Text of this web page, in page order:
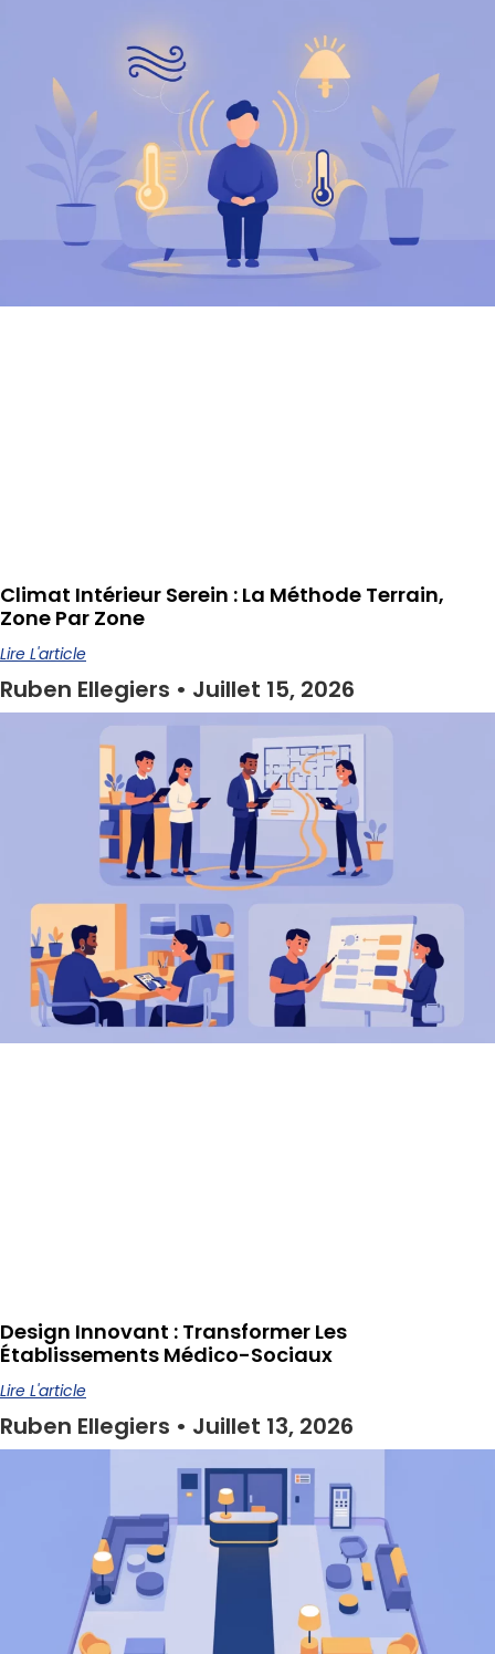
Climat Intérieur Serein : La Méthode Terrain,
Zone Par Zone
Lire L'article
Ruben Ellegiers Juillet 15, 2026
Design Innovant : Transformer Les
Établissements Médico-Sociaux
Lire L'article
Ruben Ellegiers Juillet 13, 2026